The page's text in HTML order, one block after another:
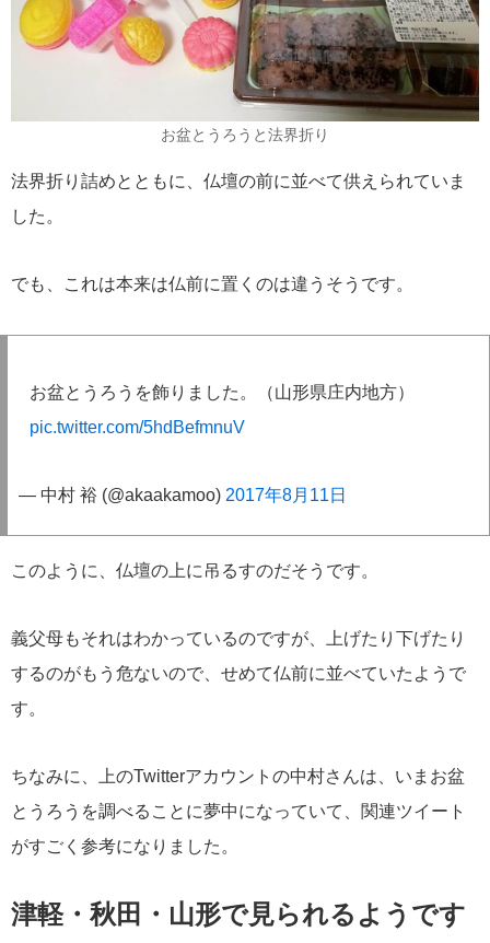
お盆とうろうと法界折り
法界折り詰めとともに、仏壇の前に並べて供えられていま
した。
でも、これは本来は仏前に置くのは違うそうです。
お盆とうろうを飾りました。（山形県庄内地方）
pic.twitter.com/5hdBefmnuV
— 中村 裕 (@akaakamoo) 2017年8月11日
このように、仏壇の上に吊るすのだそうです。
義父母もそれはわかっているのですが、上げたり下げたり
するのがもう危ないので、せめて仏前に並べていたようで
す。
ちなみに、上のTwitterアカウントの中村さんは、いまお盆
とうろうを調べることに夢中になっていて、関連ツイート
がすごく参考になりました。
津軽・秋田・山形で見られるようです